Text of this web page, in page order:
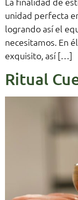
unidad perfecta
logrando así el
necesitamos. En
exquisito, así […]
Ritual